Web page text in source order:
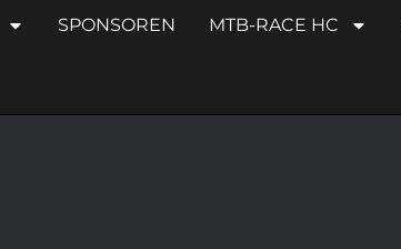
SPONSOREN MTB-RACE HC